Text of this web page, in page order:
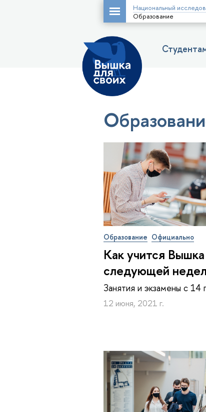
Национальный
Образование
Образование Официально
Как учится
следующей
Занятия и экзамены с 14
12 июня, 2021 г.